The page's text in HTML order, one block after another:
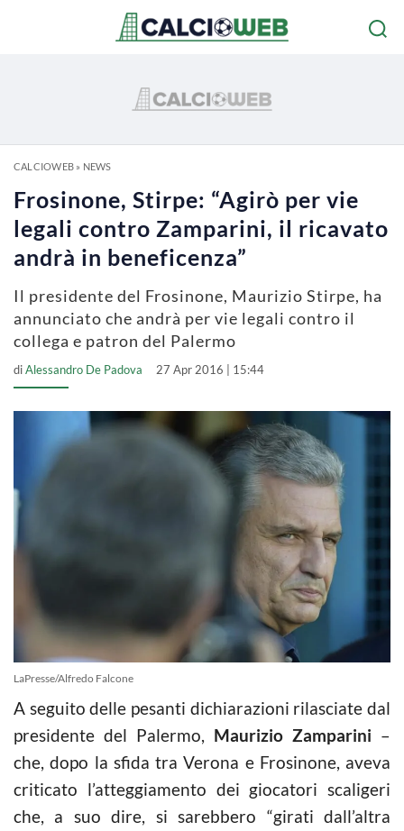
CALCIOWEB» NEWS
Frosinone, Stirpe: “Agirò per vie
legali contro Zamparini, il ricavato
andrà in beneficenza”
Il presidente del Frosinone, Maurizio Stirpe, ha
annunciato che andrà per vie legali contro il
collega e patron del Palermo
diAlessandro De Padova 27 Apr 2016 | 15:44
LaPresse/Alfredo Falcone
A seguito delle pesanti dichiarazioni rilasciate dal
presidente del Palermo, Maurizio Zamparini –
che, dopo la sfida tra Verona e Frosinone, aveva
criticato l’atteggiamento dei giocatori scaligeri
che, a suo dire, si sarebbero “girati dall’altra